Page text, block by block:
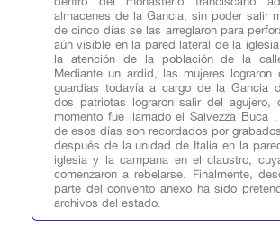
almacenes de la Gancia, sin poder salir
de cinco días se las arreglaron para
aún visible en la pared lateral de la
la atención de la población de la
Mediante un ardid, las mujeres lograron
guardias todavía a cargo de la Gancia
dos patriotas lograron salir del agujero,
momento fue llamado el Salvezza Buca
de esos días son recordados por
después de la unidad de Italia en la
iglesia y la campana en el claustro,
comenzaron a rebelarse. Finalmente,
parte del convento anexo ha sido
archivos del estado.